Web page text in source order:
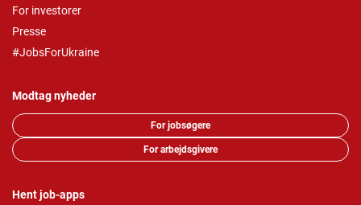
For investorer
Presse
#JobsForUkraine
Modtag nyheder
For jobsøgere
For arbejdsgivere
Hent job-apps